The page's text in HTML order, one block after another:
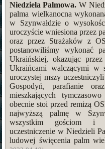
Niedziela Palmowa. W
palma wielkanocna
w Szynwałdzie o
uroczyście wniesiona przez
oraz przez Strażaków z
postanowiliśmy wykonać
Ukraińskiej, okazując
Ukraińcami walczącymi w
uroczystej mszy
Gospodyń, parafianie
mieszkających
obecnie stoi przed remizą
najwyższą palmę w
wszystkim gościom i
uczestniczenie w Niedzieli
ludowej święcenia palm